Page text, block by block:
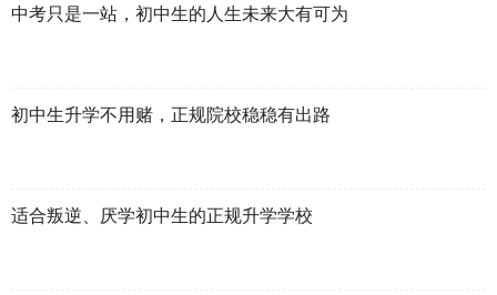
中考只是一站，初中生的人生未来大有可为
初中生升学不用赌，正规院校稳稳有出路
适合叛逆、厌学初中生的正规升学学校